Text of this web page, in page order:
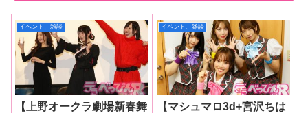
イベント、雑談
【上野オークラ劇場新春舞
イベント、雑談
【マシュマロ3d+宮沢ちは